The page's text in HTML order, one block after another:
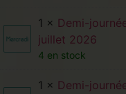
1 × Demi-
juillet 2026
4 en stock
1 × Demi-